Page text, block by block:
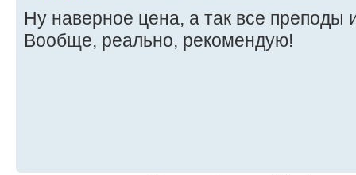
Ну наверное цена, а так все преподы
Вообще, реально, рекомендую!